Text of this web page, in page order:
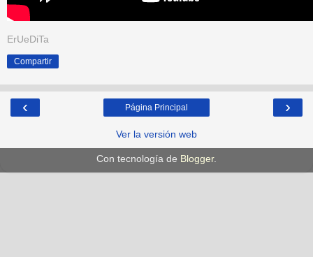
ErUeDiTa
Compartir
‹ ›
Página Principal
Ver la versión web
Con tecnología de Blogger.